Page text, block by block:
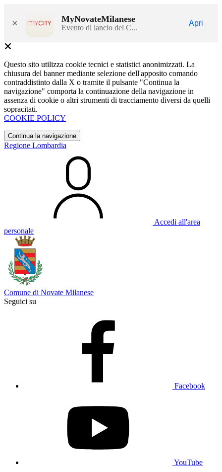
× MyNovateMilanese
Evento di lancio del C...
Apri
Questo sito utilizza cookie tecnici e statistici anonimizzati. La
chiusura del banner mediante selezione dell'apposito comando
contraddistinto dalla X o tramite il pulsante "Continua la
navigazione" comporta la continuazione della navigazione in
assenza di cookie o altri strumenti di tracciamento diversi da quelli
sopracitati.
COOKIE POLICY
Continua la navigazione
Regione Lombardia
Accedi all'area
personale
Comune di Novate Milanese
Seguici su
Facebook
YouTube